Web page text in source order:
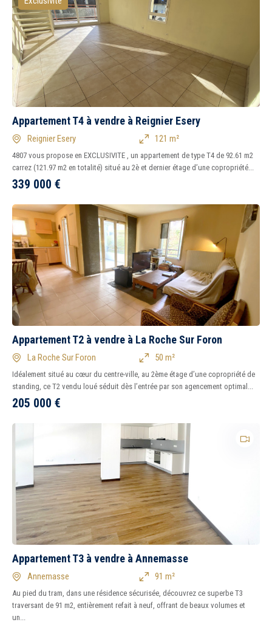
Appartement T4 à vendre à Reignier Esery
Reignier Esery 121 m²
4807 vous propose en EXCLUSIVITE , un appartement de type T4 de 92.61 m2
carrez (121.97 m2 en totalité) situé au 2è et dernier étage d’une copropriété...
339 000 €
Appartement T2 à vendre à La Roche Sur Foron
La Roche Sur Foron 50 m²
Idéalement situé au cœur du centre-ville, au 2ème étage d’une copropriété de
standing, ce T2 vendu loué séduit dès l’entrée par son agencement optimal...
205 000 €
Appartement T3 à vendre à Annemasse
Annemasse 91 m²
Au pied du tram, dans une résidence sécurisée, découvrez ce superbe T3
traversant de 91 m2, entièrement refait à neuf, offrant de beaux volumes et
un...